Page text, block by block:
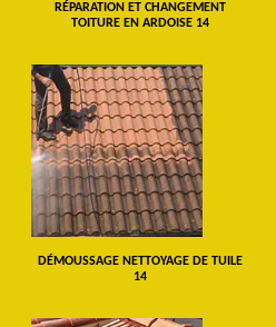
RÉPARATION ET CHANGEMENT
TOITURE EN ARDOISE 14
DÉMOUSSAGE NETTOYAGE DE TUILE
14